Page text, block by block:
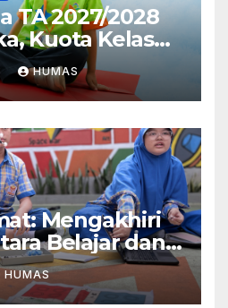
TA 2027/2028
Kuota Kelas
Terpenuhi
HUMAS
Mengakhiri
Belajar dan
HUMAS